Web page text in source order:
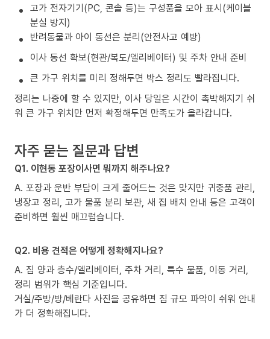
고가 전자기기(PC, 콘솔 등)는 구성품을 모아 표시(케이블
분실 방지)
반려동물과 아이 동선은 분리(안전사고 예방)
이사 동선 확보(현관/복도/엘리베이터) 및 주차 안내 준비
큰 가구 위치를 미리 정해두면 박스 정리도 빨라집니다.
정리는 나중에 할 수 있지만, 이사 당일은 시간이 촉박해지기 쉬
워 큰 가구 위치만 먼저 확정해두면 만족도가 올라갑니다.
자주 묻는 질문과 답변
Q1. 이현동 포장이사면 뭐까지 해주나요?
A. 포장과 운반 부담이 크게 줄어드는 것은 맞지만 귀중품 관리,
냉장고 정리, 고가 물품 분리 보관, 새 집 배치 안내 등은 고객이
준비하면 훨씬 매끄럽습니다.
Q2. 비용 견적은 어떻게 정확해지나요?
A. 짐 양과 층수/엘리베이터, 주차 거리, 특수 물품, 이동 거리,
정리 범위가 핵심 기준입니다.
거실/주방/방/베란다 사진을 공유하면 짐 규모 파악이 쉬워 안내
가 더 정확해집니다.